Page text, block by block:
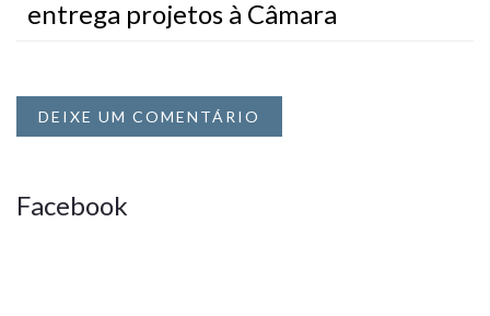
entrega projetos à Câmara
DEIXE UM COMENTÁRIO
Facebook